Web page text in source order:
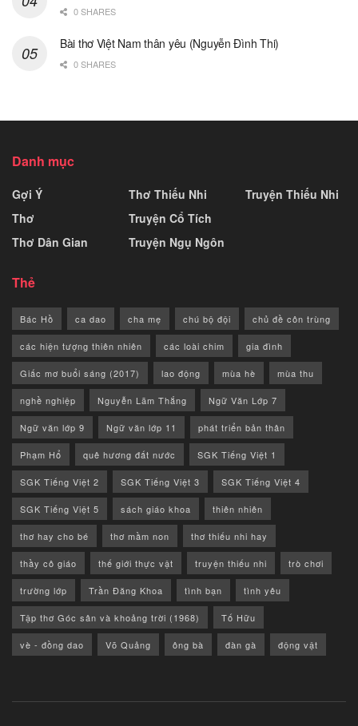
0 SHARES
Bài thơ Việt Nam thân yêu (Nguyễn Đình Thi)
0 SHARES
Danh mục
Gợi Ý
Thơ
Thơ Dân Gian
Thơ Thiếu Nhi
Truyện Cổ Tích
Truyện Ngụ Ngôn
Truyện Thiếu Nhi
Thẻ
Bác Hồ ca dao cha mẹ chú bộ đội chủ đề côn trùng
các hiện tượng thiên nhiên các loài chim gia đình
Giấc mơ buổi sáng (2017) lao động mùa hè mùa thu
nghề nghiệp Nguyễn Lãm Thắng Ngữ Văn Lớp 7
Ngữ văn lớp 9 Ngữ văn lớp 11 phát triển bản thân
Phạm Hổ quê hương đất nước SGK Tiếng Việt 1
SGK Tiếng Việt 2 SGK Tiếng Việt 3 SGK Tiếng Việt 4
SGK Tiếng Việt 5 sách giáo khoa thiên nhiên
thơ hay cho bé thơ mầm non thơ thiếu nhi hay
thầy cô giáo thế giới thực vật truyện thiếu nhi trò chơi
trường lớp Trần Đăng Khoa tình bạn tình yêu
Tập thơ Góc sân và khoảng trời (1968) Tố Hữu
vè - đồng dao Võ Quảng ông bà đàn gà động vật